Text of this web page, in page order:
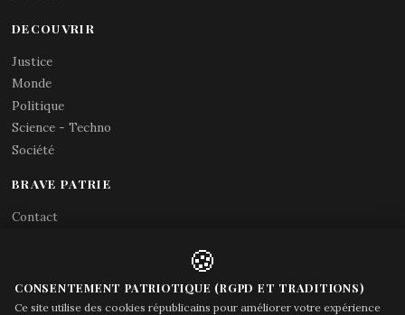
DECOUVRIR
Justice
Monde
Politique
Science - Techno
Société
BRAVE PATRIE
Contact
Acces gouvernement
🍪
CONSENTEMENT PATRIOTIQUE (RGPD ET TRADITIONS)
Ce site utilise des cookies républicains pour améliorer votre expérience